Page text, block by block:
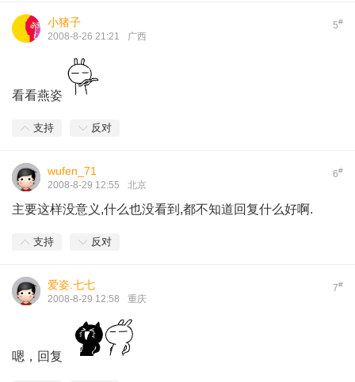
5#
小猪子
2008-8-26 21:21 广西
看看燕姿
支持 反对
6#
wufen_71
2008-8-29 12:55 北京
主要这样没意义,什么也没看到,都不知道回复什么好啊.
支持 反对
7#
爱姿.七七
2008-8-29 12:58 重庆
嗯，回复